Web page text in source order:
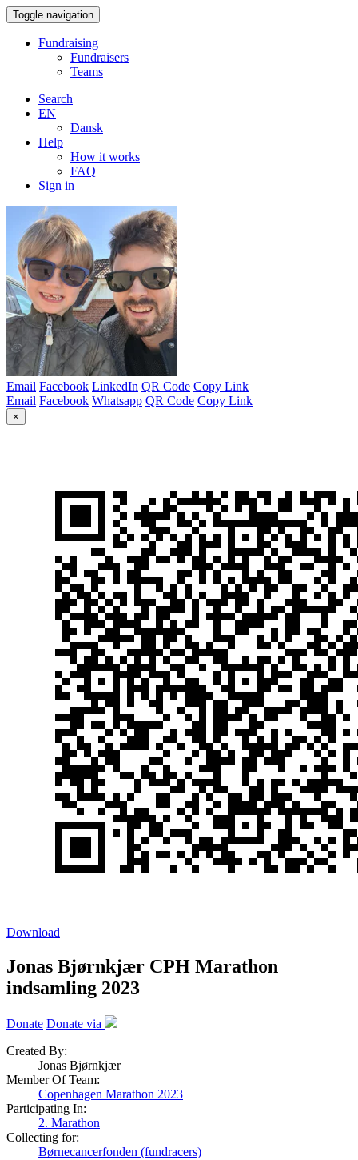
Toggle navigation
Fundraising
Fundraisers
Teams
Search
EN
Dansk
Help
How it works
FAQ
Sign in
Email Facebook LinkedIn QR Code Copy Link
Email Facebook Whatsapp QR Code Copy Link
×
Download
Jonas Bjørnkjær CPH Marathon
indsamling 2023
Donate Donate via
Created By:
Jonas Bjørnkjær
Member Of Team:
Copenhagen Marathon 2023
Participating In:
2. Marathon
Collecting for:
Børnecancerfonden (fundracers)